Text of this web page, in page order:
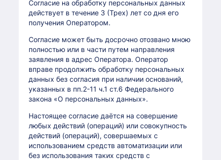
Согласие на обработку персональных данных
действует в течение 3 (Трех) лет со дня его
получения Оператором.
Согласие может быть досрочно отозвано мною
полностью или в части путем направления
заявления в адрес Оператора. Оператор
вправе продолжить обработку персональных
данных без согласия при наличии оснований,
указанных в пп.2-11 ч.1 ст.6 Федерального
закона «О персональных данных».
Настоящее согласие даётся на совершение
любых действий (операций) или совокупность
действий (операций), совершаемых с
использованием средств автоматизации или
без использования таких средств с